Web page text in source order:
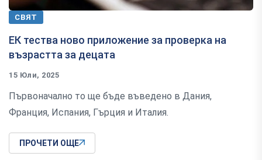
СВЯТ
ЕК тества ново приложение за проверка на
възрастта за децата
15 Юли, 2025
Първоначално то ще бъде въведено в Дания,
Франция, Испания, Гърция и Италия.
ПРОЧЕТИ ОЩЕ